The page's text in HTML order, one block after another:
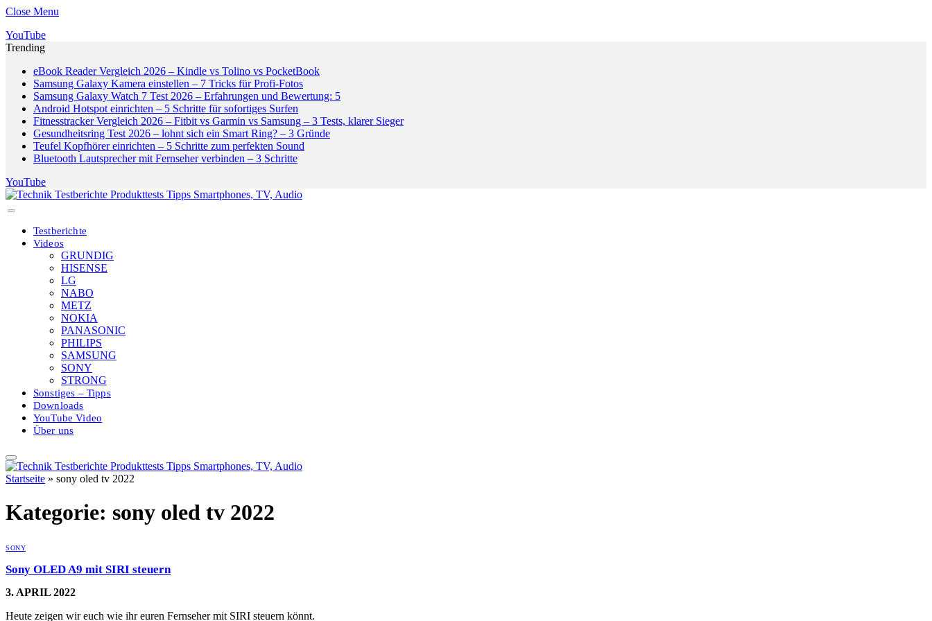
Close Menu
YouTube
Trending
eBook Reader Vergleich 2026 – Kindle vs Tolino vs PocketBook
Samsung Galaxy Kamera einstellen – 7 Tricks für Profi-Fotos
Samsung Galaxy Watch 7 Test 2026 – Erfahrungen und Bewertung: 5
Android Hotspot einrichten – 5 Schritte für sofortiges Surfen
Fitnesstracker Vergleich 2026 – Fitbit vs Garmin vs Samsung – 3 Tests, klarer Sieger
Gesundheitsring Test 2026 – lohnt sich ein Smart Ring? – 3 Gründe
Teufel Kopfhörer einrichten – 5 Schritte zum perfekten Sound
Bluetooth Lautsprecher mit Fernseher verbinden – 3 Schritte
YouTube
Testberichte
Videos
GRUNDIG
HISENSE
LG
NABO
METZ
NOKIA
PANASONIC
PHILIPS
SAMSUNG
SONY
STRONG
Sonstiges – Tipps
Downloads
YouTube Video
Über uns
Startseite » sony oled tv 2022
Kategorie: sony oled tv 2022
SONY
Sony OLED A9 mit SIRI steuern
3. APRIL 2022
Heute zeigen wir euch wie ihr euren Fernseher mit SIRI steuern könnt.